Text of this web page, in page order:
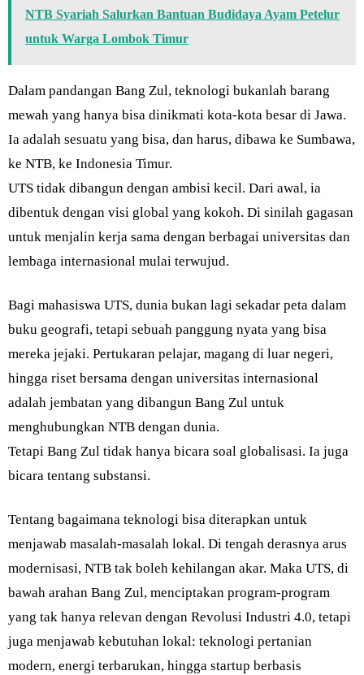
NTB Syariah Salurkan Bantuan Budidaya Ayam Petelur
untuk Warga Lombok Timur
Dalam pandangan Bang Zul, teknologi bukanlah barang
mewah yang hanya bisa dinikmati kota-kota besar di Jawa.
Ia adalah sesuatu yang bisa, dan harus, dibawa ke Sumbawa,
ke NTB, ke Indonesia Timur.
UTS tidak dibangun dengan ambisi kecil. Dari awal, ia
dibentuk dengan visi global yang kokoh. Di sinilah gagasan
untuk menjalin kerja sama dengan berbagai universitas dan
lembaga internasional mulai terwujud.
Bagi mahasiswa UTS, dunia bukan lagi sekadar peta dalam
buku geografi, tetapi sebuah panggung nyata yang bisa
mereka jejaki. Pertukaran pelajar, magang di luar negeri,
hingga riset bersama dengan universitas internasional
adalah jembatan yang dibangun Bang Zul untuk
menghubungkan NTB dengan dunia.
Tetapi Bang Zul tidak hanya bicara soal globalisasi. Ia juga
bicara tentang substansi.
Tentang bagaimana teknologi bisa diterapkan untuk
menjawab masalah-masalah lokal. Di tengah derasnya arus
modernisasi, NTB tak boleh kehilangan akar. Maka UTS, di
bawah arahan Bang Zul, menciptakan program-program
yang tak hanya relevan dengan Revolusi Industri 4.0, tetapi
juga menjawab kebutuhan lokal: teknologi pertanian
modern, energi terbarukan, hingga startup berbasis